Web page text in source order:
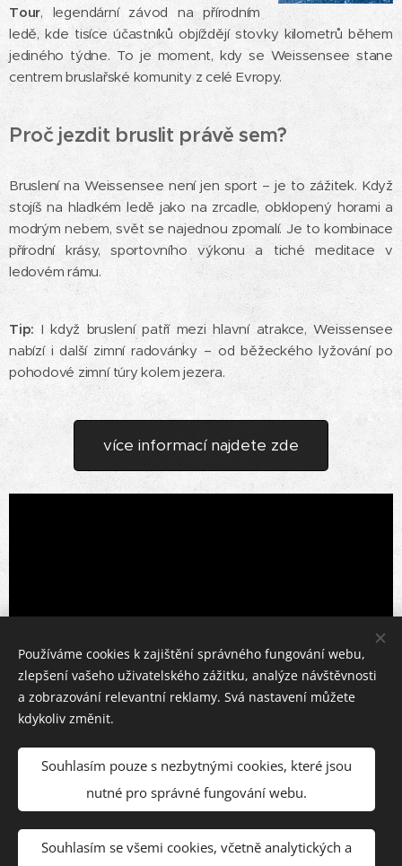
Tour, legendární závod na přírodním
ledě, kde tisíce účastníků objíždějí stovky kilometrů během
jediného týdne. To je moment, kdy se Weissensee stane
centrem bruslařské komunity z celé Evropy.
Proč jezdit bruslit právě sem?
Bruslení na Weissensee není jen sport – je to zážitek. Když
stojíš na hladkém ledě jako na zrcadle, obklopený horami a
modrým nebem, svět se najednou zpomalí. Je to kombinace
přírodní krásy, sportovního výkonu a tiché meditace v
ledovém rámu. 🌄⛸️
Tip: I když bruslení patří mezi hlavní atrakce, Weissensee
nabízí i další zimní radovánky – od běžeckého lyžování po
pohodové zimní túry kolem jezera.
více informací najdete zde
Share
Používáme cookies k zajištění správného fungování webu,
zlepšení vašeho uživatelského zážitku, analýze návštěvnosti
a zobrazování relevantní reklamy. Svá nastavení můžete
kdykoliv změnit.
Souhlasím pouze s nezbytnými cookies, které jsou
nutné pro správné fungování webu.
Souhlasím se všemi cookies, včetně analytických a